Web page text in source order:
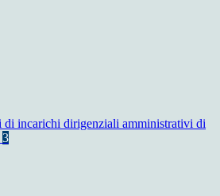
di incarichi dirigenziali amministrativi di
3